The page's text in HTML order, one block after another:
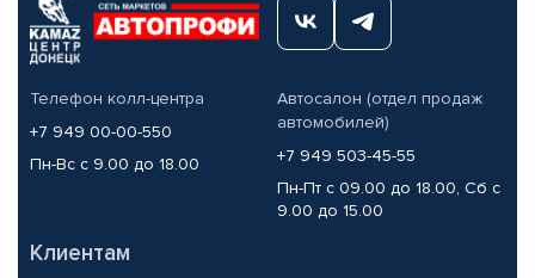
Телефон колл-центра
+7 949 00-00-550
Пн-Вс с 9.00 до 18.00
Автосалон (отдел продаж
автомобилей)
+7 949 503-45-55
Пн-Пт с 09.00 до 18.00, Сб с
9.00 до 15.00
Клиентам